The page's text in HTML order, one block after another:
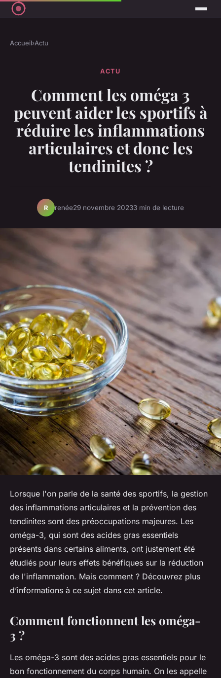
Accueil›Actu
ACTU
Comment les oméga 3
peuvent aider les sportifs à
réduire les inflammations
articulaires et donc les
tendinites ?
R renée29 novembre 20233 min de lecture
Lorsque l'on parle de la santé des sportifs, la gestion
des inflammations articulaires et la prévention des
tendinites sont des préoccupations majeures. Les
oméga-3, qui sont des acides gras essentiels
présents dans certains aliments, ont justement été
étudiés pour leurs effets bénéfiques sur la réduction
de l'inflammation. Mais comment ? Découvrez plus
d’informations à ce sujet dans cet article.
Comment fonctionnent les oméga-
3 ?
Les oméga-3 sont des acides gras essentiels pour le
bon fonctionnement du corps humain. On les appelle